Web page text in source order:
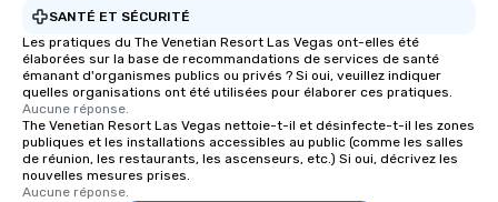
SANTÉ ET SÉCURITÉ
Les pratiques du The Venetian Resort Las Vegas ont-elles été
élaborées sur la base de recommandations de services de santé
émanant d'organismes publics ou privés ? Si oui, veuillez indiquer
quelles organisations ont été utilisées pour élaborer ces pratiques.
Aucune réponse.
The Venetian Resort Las Vegas nettoie-t-il et désinfecte-t-il les zones
publiques et les installations accessibles au public (comme les salles
de réunion, les restaurants, les ascenseurs, etc.) Si oui, décrivez les
nouvelles mesures prises.
Aucune réponse.